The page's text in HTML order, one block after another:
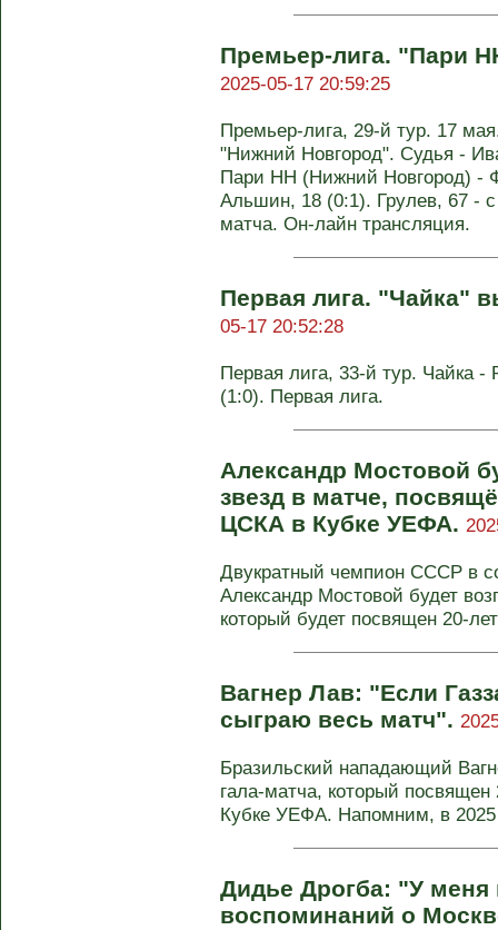
Премьер-лига. "Пари
2025-05-17 20:59:25
Премьер-лига, 29-й тур. 17
"Нижний Новгород". Судья -
Пари НН (Нижний Новгород) -
Альшин, 18 (0:1). Грулев, 67 -
матча. Он-лайн трансляция.
Первая лига. "Чайка"
05-17 20:52:28
Первая лига, 33-й тур. Чайка -
(1:0). Первая лига.
Александр Мостовой
звезд в матче,
ЦСКА в Кубке УЕФА.
Двукратный чемпион СССР в
Александр Мостовой будет
который будет посвящен 20-
Вагнер Лав: "Если
сыграю весь матч".
Бразильский нападающий
гала-матча, который
Кубке УЕФА. Напомним, в 2025
Дидье Дрогба: "У меня
воспоминаний о